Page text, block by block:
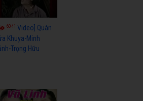
6041Video] Quán
Khuya-Minh
Trọng Hữu